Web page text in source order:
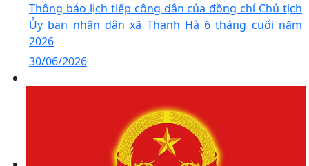
Thông báo lịch tiếp công dân của đồng chí Chủ tịch
Ủy ban nhân dân xã Thanh Hà 6 tháng cuối năm
2026
30/06/2026